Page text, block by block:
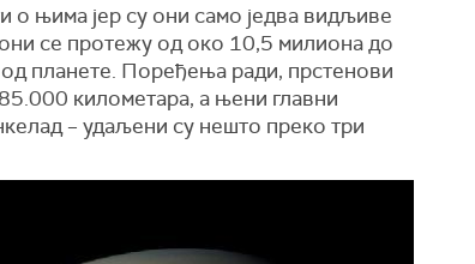
њима јер су они само једва видљиве
се протежу од око 10,5 милиона до
планете. Поређења ради, прстенови
километара, а њени главни
– удаљени су нешто преко три